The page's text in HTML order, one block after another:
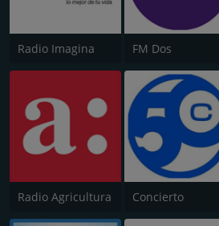
Radio Imagina FM Dos
Radio Agricultura Concierto